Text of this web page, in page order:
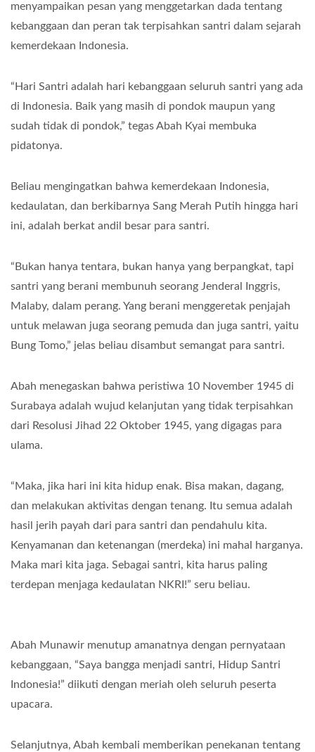
menyampaikan pesan yang menggetarkan dada tentang
kebanggaan dan peran tak terpisahkan santri dalam sejarah
kemerdekaan Indonesia.
“Hari Santri adalah hari kebanggaan seluruh santri yang ada
di Indonesia. Baik yang masih di pondok maupun yang
sudah tidak di pondok,” tegas Abah Kyai membuka
pidatonya.
Beliau mengingatkan bahwa kemerdekaan Indonesia,
kedaulatan, dan berkibarnya Sang Merah Putih hingga hari
ini, adalah berkat andil besar para santri.
“Bukan hanya tentara, bukan hanya yang berpangkat, tapi
santri yang berani membunuh seorang Jenderal Inggris,
Malaby, dalam perang. Yang berani menggeretak penjajah
untuk melawan juga seorang pemuda dan juga santri, yaitu
Bung Tomo,” jelas beliau disambut semangat para santri.
Abah menegaskan bahwa peristiwa 10 November 1945 di
Surabaya adalah wujud kelanjutan yang tidak terpisahkan
dari Resolusi Jihad 22 Oktober 1945, yang digagas para
ulama.
“Maka, jika hari ini kita hidup enak. Bisa makan, dagang,
dan melakukan aktivitas dengan tenang. Itu semua adalah
hasil jerih payah dari para santri dan pendahulu kita.
Kenyamanan dan ketenangan (merdeka) ini mahal harganya.
Maka mari kita jaga. Sebagai santri, kita harus paling
terdepan menjaga kedaulatan NKRI!” seru beliau.
Abah Munawir menutup amanatnya dengan pernyataan
kebanggaan, “Saya bangga menjadi santri, Hidup Santri
Indonesia!” diikuti dengan meriah oleh seluruh peserta
upacara.
Selanjutnya, Abah kembali memberikan penekanan tentang